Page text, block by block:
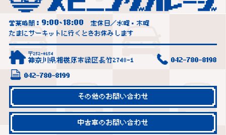
営業時間： 9:00~18:00
定休日／水曜・木曜
たまにサーキットに行くときお休みします
〒252-0154
神奈川県相模原市緑区長竹2748-1 042-780-8198
042-780-8199
その他のお問い合わせ
中古車のお問い合わせ